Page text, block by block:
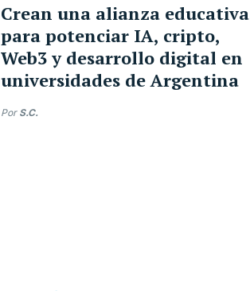
Crean una alianza educativa
para potenciar IA, cripto,
Web3 y desarrollo digital en
universidades de Argentina
Por S.C.